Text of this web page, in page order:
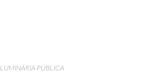
LUMINÁRIA PÚBLICA